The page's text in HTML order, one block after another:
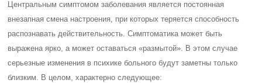
Центральным симптомом заболевания является постоянная
внезапная смена настроения, при которых теряется способность
распознавать действительность. Симптоматика может быть
выражена ярко, а может оставаться «размытой». В этом случае
серьезные изменения в психике больного будут заметны только
близким. В целом, характерно следующее: